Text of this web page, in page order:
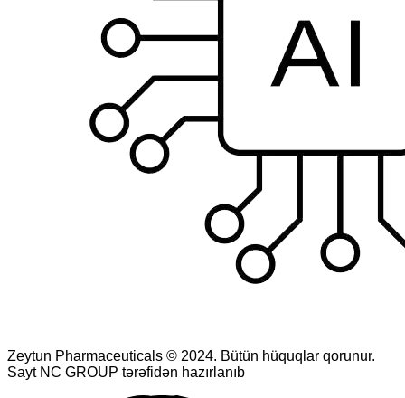
Zeytun Pharmaceuticals © 2024. Bütün hüquqlar qorunur.
Sayt NC GROUP tərəfidən hazırlanıb